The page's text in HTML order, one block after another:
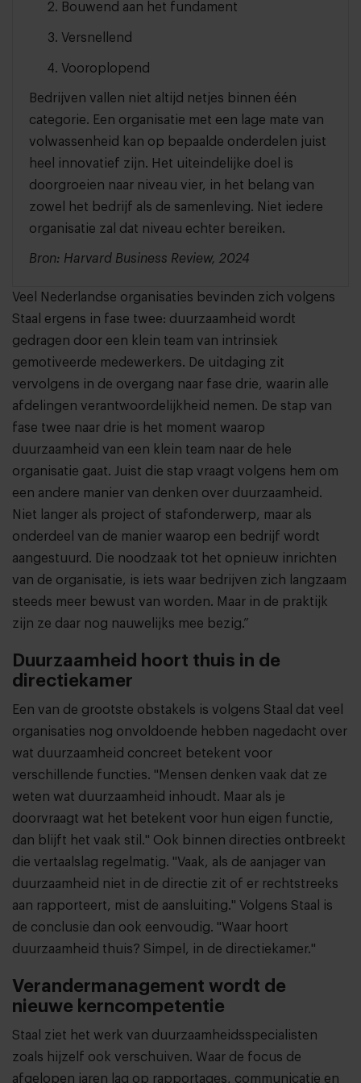
Bouwend aan het fundament
Versnellend
Vooroplopend
Bedrijven vallen niet altijd netjes binnen één
categorie. Een organisatie met een lage mate van
volwassenheid kan op bepaalde onderdelen juist
heel innovatief zijn. Het uiteindelijke doel is
doorgroeien naar niveau vier, in het belang van
zowel het bedrijf als de samenleving. Niet iedere
organisatie zal dat niveau echter bereiken.
Bron: Harvard Business Review, 2024
Veel Nederlandse organisaties bevinden zich volgens
Staal ergens in fase twee: duurzaamheid wordt
gedragen door een klein team van intrinsiek
gemotiveerde medewerkers. De uitdaging zit
vervolgens in de overgang naar fase drie, waarin alle
afdelingen verantwoordelijkheid nemen. De stap van
fase twee naar drie is het moment waarop
duurzaamheid van een klein team naar de hele
organisatie gaat. Juist die stap vraagt volgens hem om
een andere manier van denken over duurzaamheid.
Niet langer als project of stafonderwerp, maar als
onderdeel van de manier waarop een bedrijf wordt
aangestuurd. Die noodzaak tot het opnieuw inrichten
van de organisatie, is iets waar bedrijven zich langzaam
steeds meer bewust van worden. Maar in de praktijk
zijn ze daar nog nauwelijks mee bezig.”
Duurzaamheid hoort thuis in de
directiekamer
Een van de grootste obstakels is volgens Staal dat veel
organisaties nog onvoldoende hebben nagedacht over
wat duurzaamheid concreet betekent voor
verschillende functies. "Mensen denken vaak dat ze
weten wat duurzaamheid inhoudt. Maar als je
doorvraagt wat het betekent voor hun eigen functie,
dan blijft het vaak stil." Ook binnen directies ontbreekt
die vertaalslag regelmatig. "Vaak, als de aanjager van
duurzaamheid niet in de directie zit of er rechtstreeks
aan rapporteert, mist de aansluiting." Volgens Staal is
de conclusie dan ook eenvoudig. "Waar hoort
duurzaamheid thuis? Simpel, in de directiekamer."
Verandermanagement wordt de
nieuwe kerncompetentie
Staal ziet het werk van duurzaamheidsspecialisten
zoals hijzelf ook verschuiven. Waar de focus de
afgelopen jaren lag op rapportages, communicatie en